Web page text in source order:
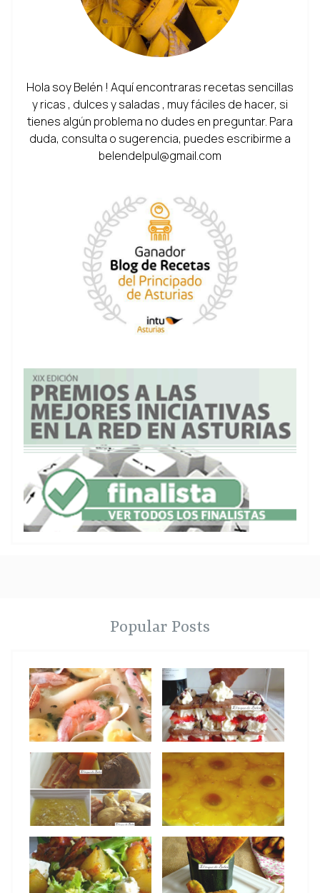
Hola soy Belén ! Aquí encontraras recetas sencillas
y ricas , dulces y saladas , muy fáciles de hacer, si
tienes algún problema no dudes en preguntar. Para
duda, consulta o sugerencia, puedes escribirme a
belendelpul@gmail.com
Popular Posts